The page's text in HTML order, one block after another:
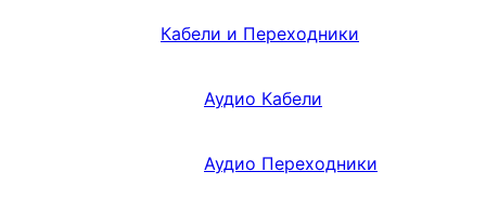
Кабели и Переходники
Аудио Кабели
Аудио Переходники